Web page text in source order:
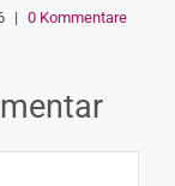
| 0 Kommentare